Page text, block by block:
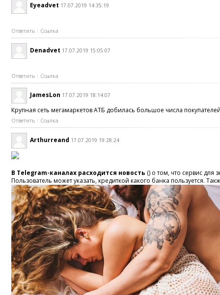
Eyeadvet 17.07.2019 14:35:19
Ответить Ссылка
Denadvet 17.07.2019 15:05:07
Ответить Ссылка
JamesLon 17.07.2019 18:14:07
Крупная сеть мегамаркетов АТБ добилась большое числа
Ответить Ссылка
Arthurreand 17.07.2019 19:28:24
В Telegram-каналах расходится новость () о том, что сервис для
Пользователь может указать, кредиткой какого банка пользуется.